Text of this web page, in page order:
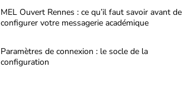
MEL Ouvert Rennes : ce qu’il faut savoir avant de
configurer votre messagerie académique
Paramètres de connexion : le socle de la
configuration